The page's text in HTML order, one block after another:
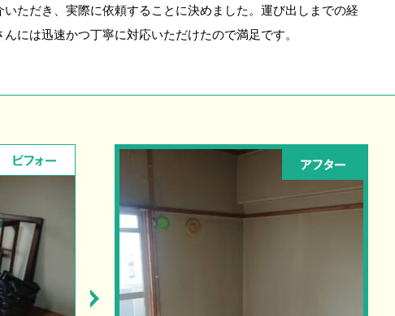
ただき、実際に依頼することに決めました。運び出しまでの経
には迅速かつ丁寧に対応いただけたので満足です。
ビフォー アフター